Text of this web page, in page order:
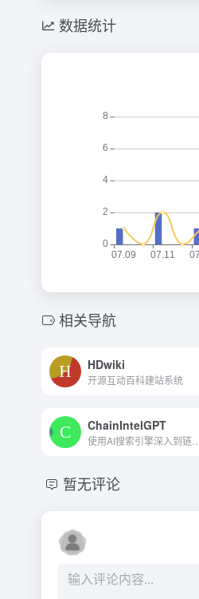
数据统计
相关导航
HDwiki
开源互动百科建站系统
ChainIntelGPT
暂无评论